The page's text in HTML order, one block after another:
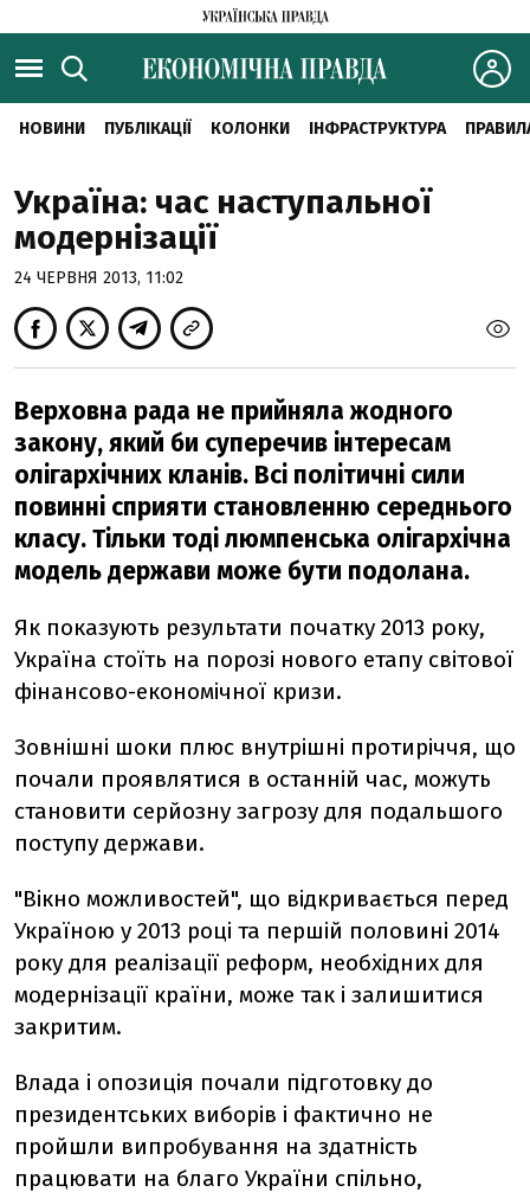
НОВИНИ ПУБЛІКАЦІЇ КОЛОНКИ ІНФРАСТРУКТУРА
Україна: час наступальної
модернізації
24 ЧЕРВНЯ 2013, 11:02
Верховна рада не прийняла жодного
закону, який би суперечив інтересам
олігархічних кланів. Всі політичні сили
повинні сприяти становленню середнього
класу. Тільки тоді люмпенська олігархічна
модель держави може бути подолана.
Як показують результати початку 2013 року,
Україна стоїть на порозі нового етапу світової
фінансово-економічної кризи.
Зовнішні шоки плюс внутрішні протиріччя, що
почали проявлятися в останній час, можуть
становити серйозну загрозу для подальшого
поступу держави.
"Вікно можливостей", що відкривається перед
Україною у 2013 році та першій половині 2014
року для реалізації реформ, необхідних для
модернізації країни, може так і залишитися
закритим.
Влада і опозиція почали підготовку до
президентських виборів і фактично не
пройшли випробування на здатність
працювати на благо України спільно,